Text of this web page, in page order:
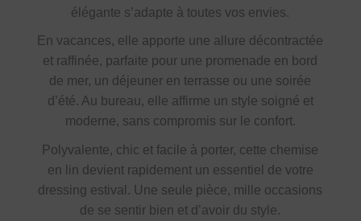
élégante s’adapte à toutes vos envies.
En vacances, elle apporte une allure décontractée
et raffinée, parfaite pour une promenade en bord
de mer, un déjeuner en terrasse ou une soirée
d’été. Au bureau, elle affirme un style soigné et
moderne, sans compromis sur le confort.
Polyvalente, chic et facile à porter, cette chemise
en lin devient rapidement un essentiel de votre
dressing estival. Une seule pièce, mille occasions
de se sentir bien et d’avoir du style.